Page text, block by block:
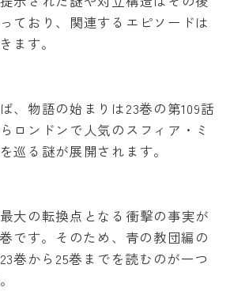
ており、関連するエピソードは
ます。
、物語の始まりは23巻の第109話
ロンドンで人気のスフィア・ミ
巡る謎が展開されます。
大の転換点となる衝撃の事実が
です。そのため、青の教団編の
巻から25巻までを読むのが一つ